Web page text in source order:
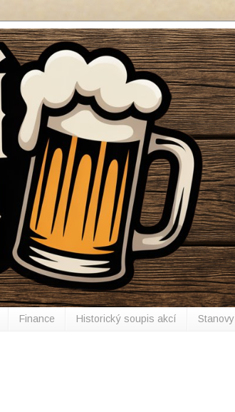
Finance Historický soupis akcí Stanovy